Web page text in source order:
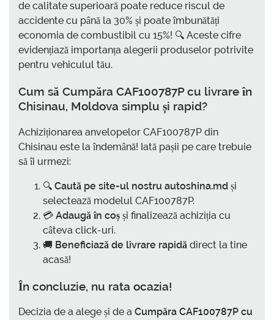
de calitate superioară poate reduce riscul de
accidente cu până la 30% și poate îmbunătăți
economia de combustibil cu 15%! 🔍 Aceste cifre
evidențiază importanța alegerii produselor potrivite
pentru vehiculul tău.
Cum să Cumpăra CAF100787P cu livrare în
Chisinau, Moldova simplu și rapid?
Achiziționarea anvelopelor CAF100787P din
Chisinau este la îndemână! Iată pașii pe care trebuie
să îi urmezi:
🔍 Caută pe site-ul nostru autoshina.md și
selectează modelul CAF100787P.
💳 Adaugă în coș și finalizează achiziția cu
câteva click-uri.
🚚 Beneficiază de livrare rapidă direct la tine
acasă!
În concluzie, nu rata ocazia!
Decizia de a alege și de a Cumpăra CAF100787P cu